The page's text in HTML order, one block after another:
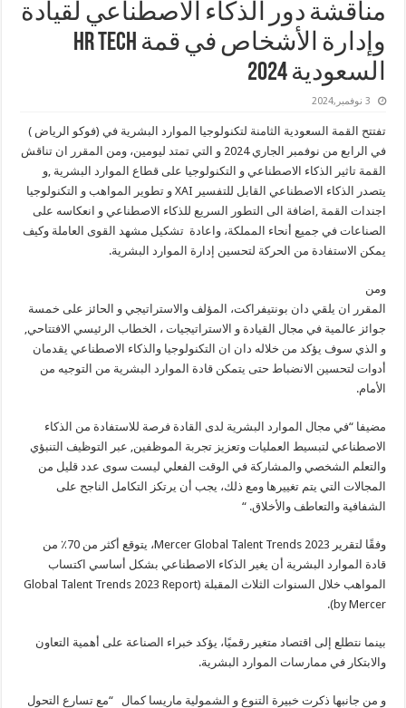
مناقشة دور الذكاء الاصطناعي لقيادة
وإدارة الأشخاص في قمة HR Tech
السعودية 2024
3 نوفمبر,2024
تفتتح القمة السعودية الثامنة لتكنولوجيا الموارد البشرية في (فوكو الرياض )
في الرابع من نوفمبر الجاري 2024 و التي تمتد ليومين، ومن المقرر ان تناقش
القمة تاثير الذكاء الاصطناعي و التكنولوجيا على قطاع الموارد البشرية ,و
يتصدر الذكاء الاصطناعي القابل للتفسير XAI و تطوير المواهب و التكنولوجيا
اجندات القمة ,اضافة الى التطور السريع للذكاء الاصطناعي و انعكاسه على
الصناعات في جميع أنحاء المملكة، واعادة تشكيل مشهد القوى العاملة وكيف
يمكن الاستفادة من الحركة لتحسين إدارة الموارد البشرية.
ومن
المقرر ان يلقي دان بونتيفراكت، المؤلف والاستراتيجي و الحائز على خمسة
جوائز عالمية في مجال القيادة و الاستراتيجيات ، الخطاب الرئيسي الافتتاحي,
و الذي سوف يؤكد من خلاله دان ان التكنولوجيا والذكاء الاصطناعي يقدمان
أدوات لتحسين الانضباط حتى يتمكن قادة الموارد البشرية من التوجيه من
الأمام.
مضيفا “في مجال الموارد البشرية لدى القادة فرصة للاستفادة من الذكاء
الاصطناعي لتبسيط العمليات وتعزيز تجربة الموظفين, عبر التوظيف التنبؤي
والتعلم الشخصي والمشاركة في الوقت الفعلي ليست سوى عدد قليل من
المجالات التي يتم تغييرها ومع ذلك، يجب أن يرتكز التكامل الناجح على
الشفافية والتعاطف والأخلاق. “
وفقًا لتقرير Mercer Global Talent Trends 2023، يتوقع أكثر من 70٪ من
قادة الموارد البشرية أن يغير الذكاء الاصطناعي بشكل أساسي اكتساب
المواهب خلال السنوات الثلاث المقبلة (Global Talent Trends 2023 Report
by Mercer).
بينما نتطلع إلى اقتصاد متغير رقميًا، يؤكد خبراء الصناعة على أهمية التعاون
والابتكار في ممارسات الموارد البشرية.
و من جانبها ذكرت خبيرة التنوع و الشمولية ماريسا كمال “مع تسارع التحول